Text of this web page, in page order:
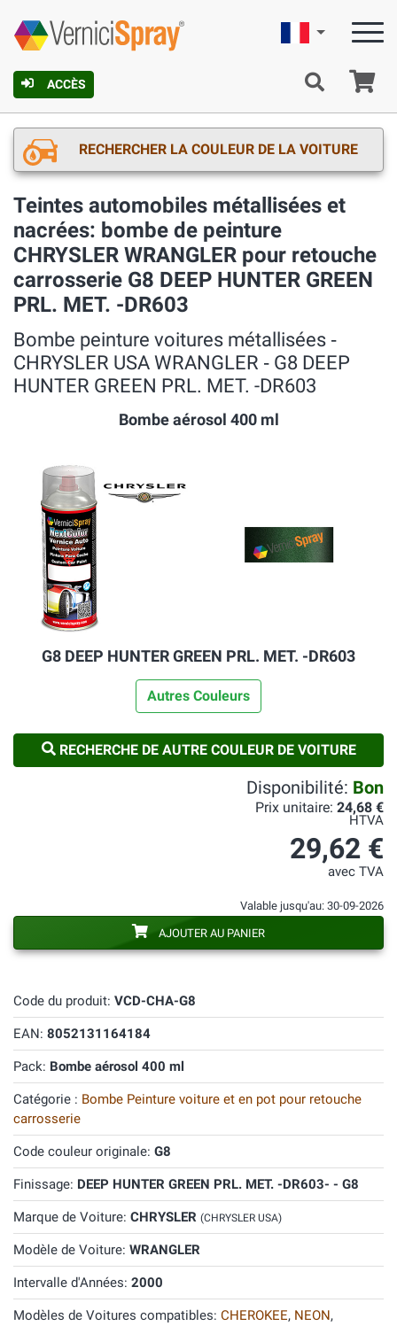
ACCÈS
Française
RECHERCHER LA COULEUR DE LA VOITURE
Teintes automobiles métallisées et
nacrées: bombe de peinture
CHRYSLER WRANGLER pour retouche
carrosserie G8 DEEP HUNTER GREEN
PRL. MET. -DR603
Bombe peinture voitures métallisées ‐
CHRYSLER USA WRANGLER ‐ G8 DEEP
HUNTER GREEN PRL. MET. -DR603
Bombe aérosol 400 ml
G8 DEEP HUNTER GREEN PRL. MET. -DR603
Autres Couleurs
RECHERCHE DE AUTRE COULEUR DE VOITURE
Code du produit: VCD-CHA-G8
EAN: 8052131164184
Pack: Bombe aérosol 400 ml
Catégorie : Bombe Peinture voiture et en pot pour retouche
carrosserie
Code couleur originale: G8
Finissage: DEEP HUNTER GREEN PRL. MET. -DR603- - G8
Marque de Voiture: CHRYSLER (CHRYSLER USA)
Modèle de Voiture: WRANGLER
Intervalle d'Années: 2000
Modèles de Voitures compatibles: CHEROKEE, NEON,
Disponibilité: Bon
Prix unitaire: 24,68 €
HTVA
29,62 €
avec TVA
Valable jusqu'au: 30-09-2026
AJOUTER AU PANIER